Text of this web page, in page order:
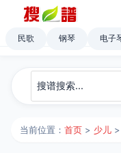
民歌 钢琴 电子
当前位置：首页 > 少儿